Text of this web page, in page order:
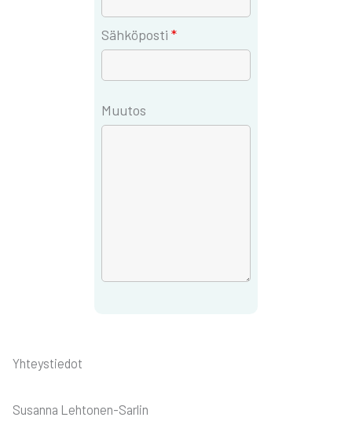
Sähköposti*
Muutos
Yhteystiedot
Susanna Lehtonen-Sarlin